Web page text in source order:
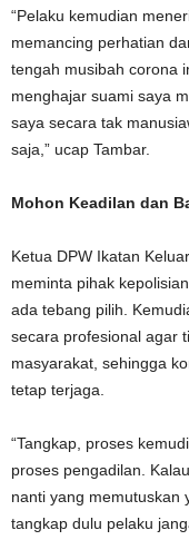
“Pelaku kemudian
memancing perhatian
tengah musibah corona
menghajar suami saya
saya secara tak
saja,” ucap Tambar.
Mohon Keadilan dan
Ketua DPW Ikatan
meminta pihak
ada tebang pilih.
secara profesional agar
masyarakat, sehingga
tetap terjaga.
“Tangkap, proses
proses pengadilan.
nanti yang memutuskan
tangkap dulu pelaku